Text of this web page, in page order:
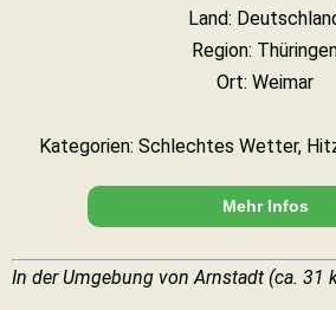
Land:
Region:
Ort: Weimar
Kategorien: Schlechtes Wetter,
Mehr Infos
In der Umgebung von Arnstadt (ca. 31